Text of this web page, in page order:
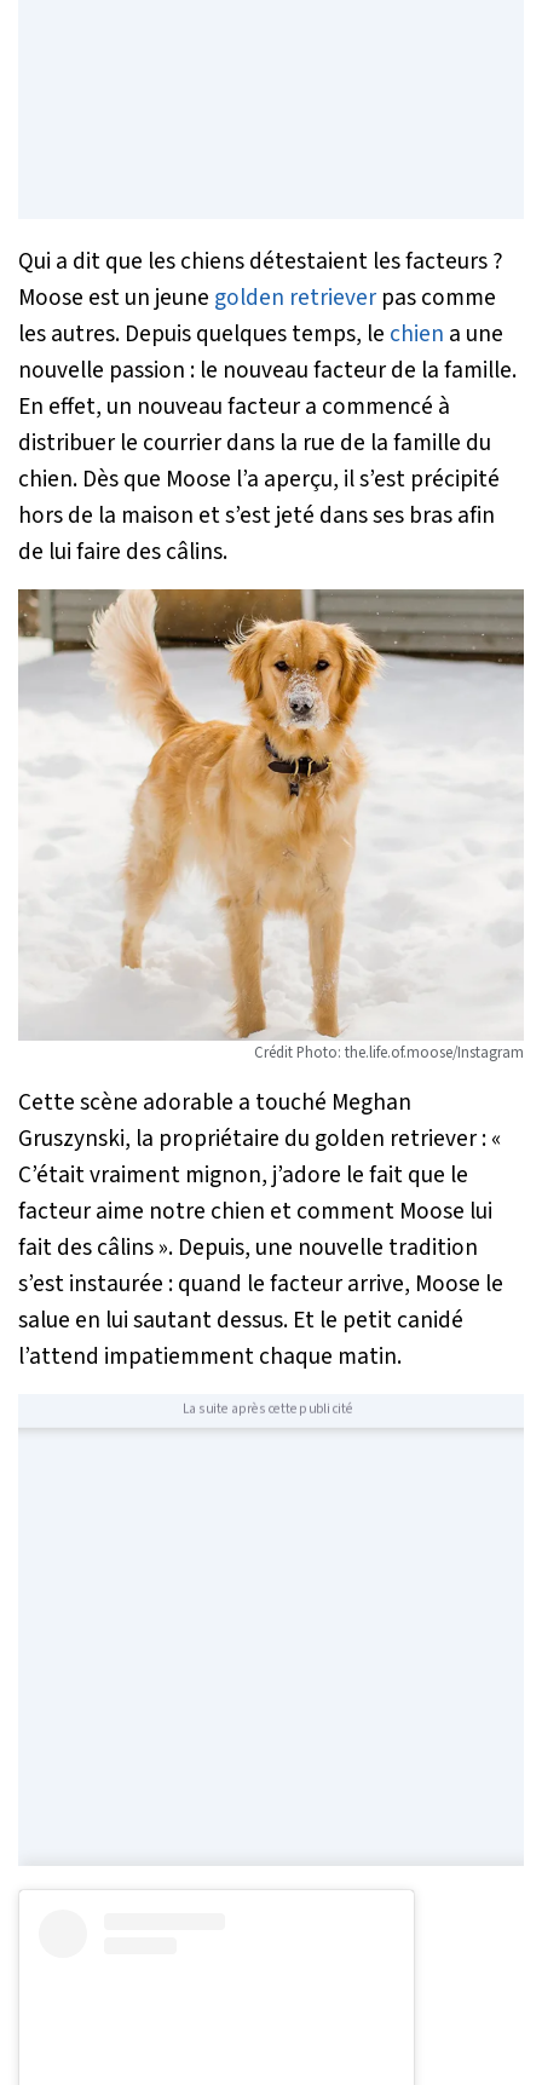
Qui a dit que les chiens détestaient les facteurs ?
Moose est un jeune golden retriever pas comme
les autres. Depuis quelques temps, le chien a une
nouvelle passion : le nouveau facteur de la famille.
En effet, un nouveau facteur a commencé à
distribuer le courrier dans la rue de la famille du
chien. Dès que Moose l’a aperçu, il s’est précipité
hors de la maison et s’est jeté dans ses bras afin
de lui faire des câlins.
Crédit Photo: the.life.of.moose/Instagram
Cette scène adorable a touché Meghan
Gruszynski, la propriétaire du golden retriever : «
C’était vraiment mignon, j’adore le fait que le
facteur aime notre chien et comment Moose lui
fait des câlins». Depuis, une nouvelle tradition
s’est instaurée : quand le facteur arrive, Moose le
salue en lui sautant dessus. Et le petit canidé
l’attend impatiemment chaque matin.
La suite après cette publicité